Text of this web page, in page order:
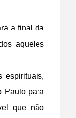
a final da
aqueles
espirituais,
Paulo para
que não